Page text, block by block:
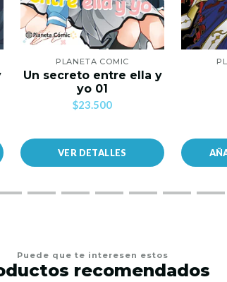
PLANETA COMIC
Un secreto entre ella y
yo 01
$23.500
VER DETALLES
Puede que te interesen estos
recomendados